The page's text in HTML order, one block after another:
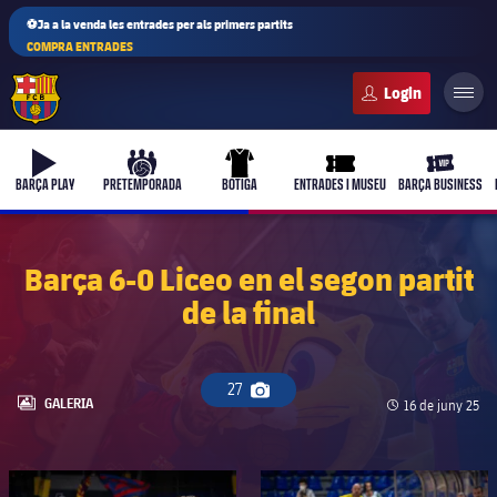
⚽Ja a la venda les entrades per als primers partits
COMPRA ENTRADES
b-play
BARÇA PLAY
culers-ball
PRETEMPORADA
uniform
BOTIGA
ticket-full
ENTRADES I MUSEU
ticket-
BARÇA BUSINESS
Barça 6-0 Liceo en el segon partit
de la final
27
Icona de càmera
LABEL.ARIA.GALLERY
GALERIA Data de
16 de juny 25
FC Barcelona club badge FC Barcelona club badge